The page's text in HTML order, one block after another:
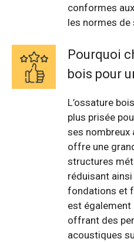
conformes
les normes de
Pourquoi
bois pour
L’ossature
plus prisée
ses nombreux
offre une
structures
réduisant
fondations et
est également
offrant des
acoustiques